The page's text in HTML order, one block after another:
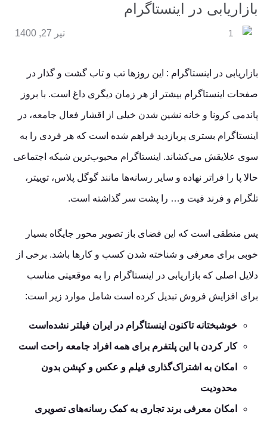
بازاریابی در اینستاگرام
1 تیر 27, 1400
بازاریابی در اینستاگرام : این روزها تب و تاب گشت ‌و گذار در
صفحات اینستاگرام بیشتر از هر زمان دیگری داغ است. با بروز
پاندمی کرونا و خانه ‌نشین شدن خیلی از اقشار فعال جامعه، در
اینستاگرام بستری پربازدید فراهم ‌شده است که هر فردی را به
سوی علایقش می‌کشاند. اینستاگرام محبوب‌ترین شبکه اجتماعی
حالا پا را فراتر نهاده و سایر رسانه‌ها مانند گوگل پلاس، توییتر،
تلگرام و فرند فیت و… را پشت سر گذاشته ‌است.
پس منطقی است که این فضای باز تصویر محور جایگاه بسیار
خوبی برای معرفی و شناخته شدن کسب ‌و کارها باشد. برخی از
دلایل اصلی که بازاریابی در اینستاگرام را به موقعیتی مناسب
برای افزایش فروش تبدیل کرده ‌است شامل موارد زیر است:
خوشبختانه تاکنون اینستاگرام در ایران فیلتر نشده‌است
کار کردن با این پلتفرم برای همه افراد جامعه راحت است
امکان به ‌اشتراک‌گذاری فیلم و عکس و کپشن بدون
محدودیت
امکان معرفی برند تجاری به کمک رسانه‌های تصویری